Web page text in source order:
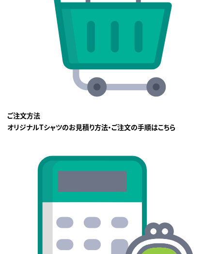
ご注文方法
オリジナルTシャツのお見積り方法・ご注文の手順はこちら